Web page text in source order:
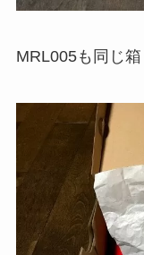
MRL005も同じ箱